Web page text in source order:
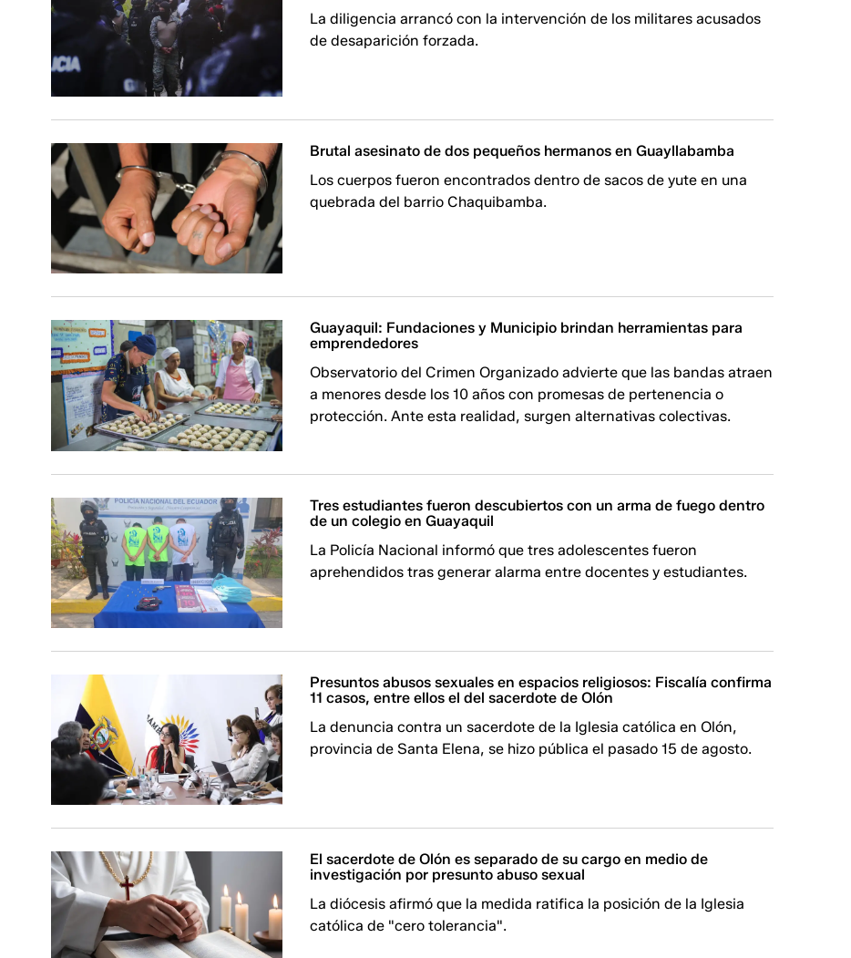
La diligencia arrancó con la intervención de los militares acusados
de desaparición forzada.
Brutal asesinato de dos pequeños hermanos en Guayllabamba
Los cuerpos fueron encontrados dentro de sacos de yute en una
quebrada del barrio Chaquibamba.
Guayaquil: Fundaciones y Municipio brindan herramientas para
emprendedores
Observatorio del Crimen Organizado advierte que las bandas atraen
a menores desde los 10 años con promesas de pertenencia o
protección. Ante esta realidad, surgen alternativas colectivas.
Tres estudiantes fueron descubiertos con un arma de fuego dentro
de un colegio en Guayaquil
La Policía Nacional informó que tres adolescentes fueron
aprehendidos tras generar alarma entre docentes y estudiantes.
Presuntos abusos sexuales en espacios religiosos: Fiscalía confirma
11 casos, entre ellos el del sacerdote de Olón
La denuncia contra un sacerdote de la Iglesia católica en Olón,
provincia de Santa Elena, se hizo pública el pasado 15 de agosto.
El sacerdote de Olón es separado de su cargo en medio de
investigación por presunto abuso sexual
La diócesis afirmó que la medida ratifica la posición de la Iglesia
católica de "cero tolerancia".